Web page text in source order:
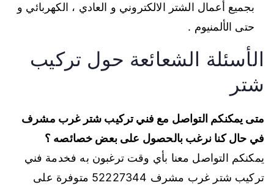
بجميع أعمال الشتر الالكتروني و العادي ، الكهربائي و
حتى الألمنيوم .
الأسئلة الشعائعة حول تركيب
شتر
متى يمكنكم التواصل مع فني تركيب شتر غرب مشرف
في حال كنا نرغب بالحصول على بعض خصائصه ؟
يمكنكم التواصل معنا بأي وقت ترغبون به فخدمة فني
تركيب شتر غرب مشرف 52227344 متوفرة على